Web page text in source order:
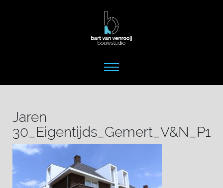
Jaren
30_Eigentijds_Gemert_V&N_P1